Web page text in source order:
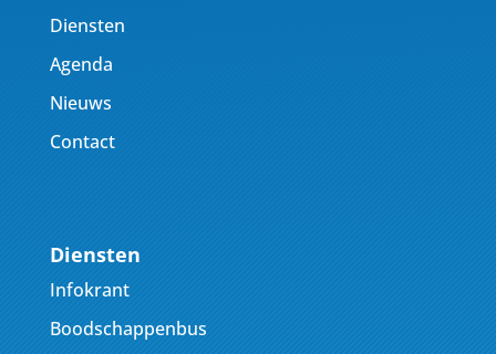
Diensten
Agenda
Nieuws
Contact
Diensten
Infokrant
Boodschappenbus